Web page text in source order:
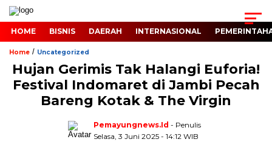
HOME BISNIS DAERAH INTERNASIONAL
Home / Uncategorized
Hujan Gerimis Tak Halangi Euforia!
Festival Indomaret di Jambi Pecah
Bareng Kotak & The Virgin
Pemayungnews.id - Penulis
Selasa, 3 Juni 2025 - 14:12 WIB